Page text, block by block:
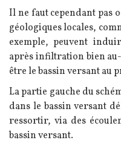
Il ne faut cependant pas
géologiques locales,
exemple, peuvent
après infiltration bien
être le bassin versant au
La partie gauche du
dans le bassin versant
ressortir, via des
bassin versant.